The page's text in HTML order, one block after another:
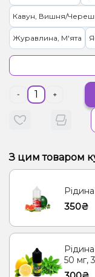
Кавун, Вишня/
Журавлина, М'ята
Лід/Холодок,
Полуниця, Лід/
Гранат, Лід/
Виноград,
Апельсин,
Лід/Холодок,
Виноград, Лід/
Гранат, Лід/
- +
З цим товаром
350₴
50 мг,